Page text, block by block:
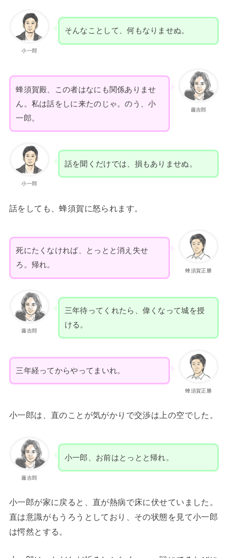
小一郎
そんなことして、何もなりませぬ。
藤吉郎
蜂須賀殿、この者はなにも関係ありませ
ん。私は話をしに来たのじゃ。のう、小
一郎。
小一郎
話を聞くだけでは、損もありませぬ。
話をしても、蜂須賀に怒られます。
蜂須賀正勝
死にたくなければ、とっとと消え失せ
ろ。帰れ。
藤吉郎
三年待ってくれたら、偉くなって城を授
ける。
蜂須賀正勝
三年経ってからやってまいれ。
小一郎は、直のことが気がかりで交渉は上の空でした。
藤吉郎
小一郎、お前はとっとと帰れ。
小一郎が家に戻ると、直が熱病で床に伏せていました。
直は意識がもうろうとしており、その状態を見て小一郎
は愕然とする。